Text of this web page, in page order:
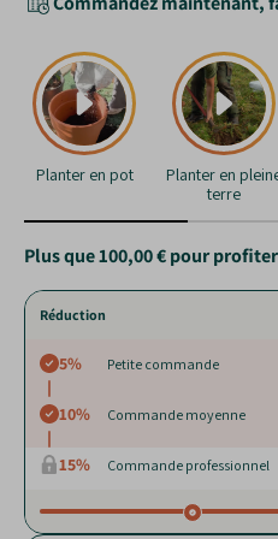
Planter en pot
Planter en
terre
Plus que100,00 €pour
Réduction
5% Petite commande
10% Commande moyenne
15% Commande professionnel